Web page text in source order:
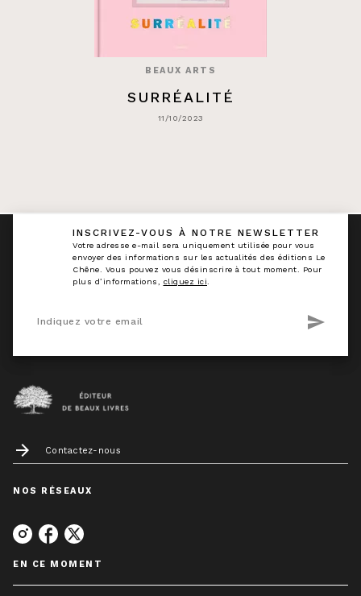
BEAUX ARTS
SURRÉALITÉ
11/10/2023
INSCRIVEZ-VOUS À NOTRE NEWSLETTER
Votre adresse e-mail sera uniquement utilisée pour vous
envoyer des informations sur les actualités des éditions Le
Chêne. Vous pouvez vous désinscrire à tout moment. Pour
plus d’informations, cliquez ici
Indiquez votre email send
arrow_forward Contactez-nous
NOS RÉSEAUX
EN CE MOMENT